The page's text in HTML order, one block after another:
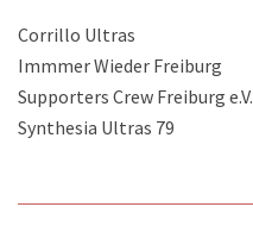
Corrillo Ultras
Immmer Wieder Freiburg
Supporters Crew Freiburg e.V.
Synthesia Ultras 79